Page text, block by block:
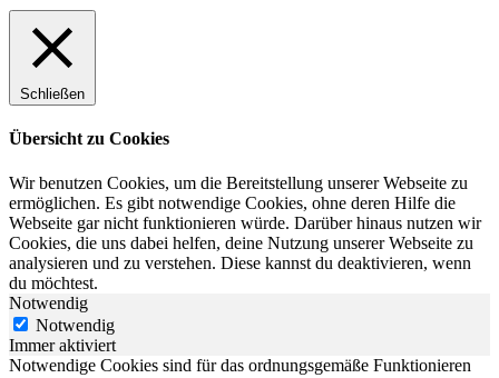
Schließen
Übersicht zu Cookies
Wir benutzen Cookies, um die Bereitstellung unserer Webseite zu
ermöglichen. Es gibt notwendige Cookies, ohne deren Hilfe die
Webseite gar nicht funktionieren würde. Darüber hinaus nutzen wir
Cookies, die uns dabei helfen, deine Nutzung unserer Webseite zu
analysieren und zu verstehen. Diese kannst du deaktivieren, wenn
du möchtest.
Notwendig
Notwendig
Immer aktiviert
Notwendige Cookies sind für das ordnungsgemäße Funktionieren